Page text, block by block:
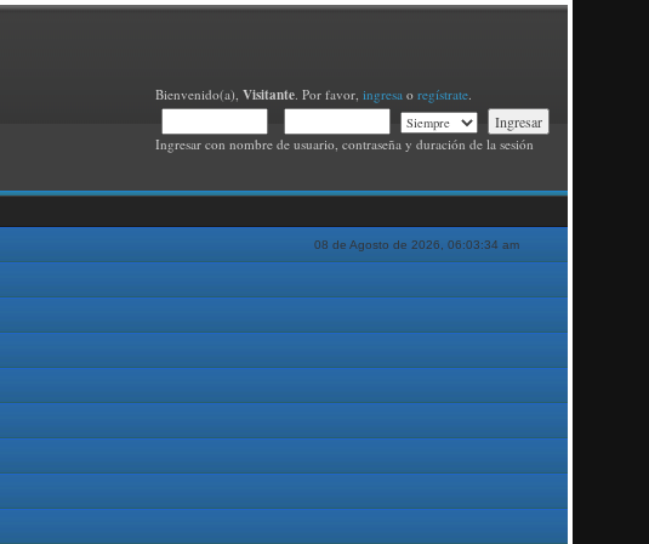
Bienvenido(a), Visitante. Por favor, ingresao regístrate.
Ingresar con nombre de usuario, contraseña y duración de la sesión
08 de Agosto de 2026, 06:03:34 am